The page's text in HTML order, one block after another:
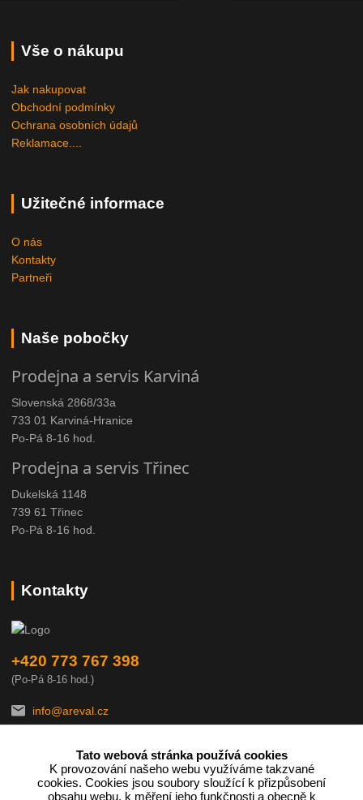
Vše o nákupu
Jak nakupovat
Obchodní podmínky
Ochrana osobních údajů
Reklamace....
Užitečné informace
O nás
Kontakty
Partneři
Naše pobočky
Prodejna a servis Karviná
Slovenská 2868/33a
733 01 Karviná-Hranice
Po-Pá 8-16 hod.
Prodejna a servis Třinec
Dukelská 1148
739 61 Třinec
Po-Pá 8-16 hod.
Kontakty
+420 773 767 398
(Po-Pá 8-16 hod.)
info@areval.cz
Tato webová stránka používá cookies
K provozování našeho webu využíváme takzvané
cookies. Cookies jsou soubory sloužící k přizpůsobení
obsahu webu, k měření jeho funkčnosti a obecně k